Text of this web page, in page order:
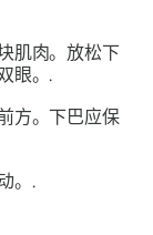
肌肉。放松下
眼。.
方。下巴应保
。.